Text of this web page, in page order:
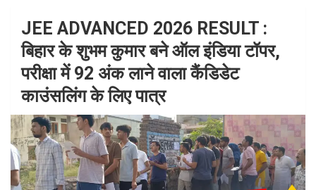
JEE ADVANCED 2026 RESULT :
बिहार के शुभम कुमार बने ऑल इंडिया टॉपर,
परीक्षा में 92 अंक लाने वाला कैंडिडेट
काउंसलिंग के लिए पात्र